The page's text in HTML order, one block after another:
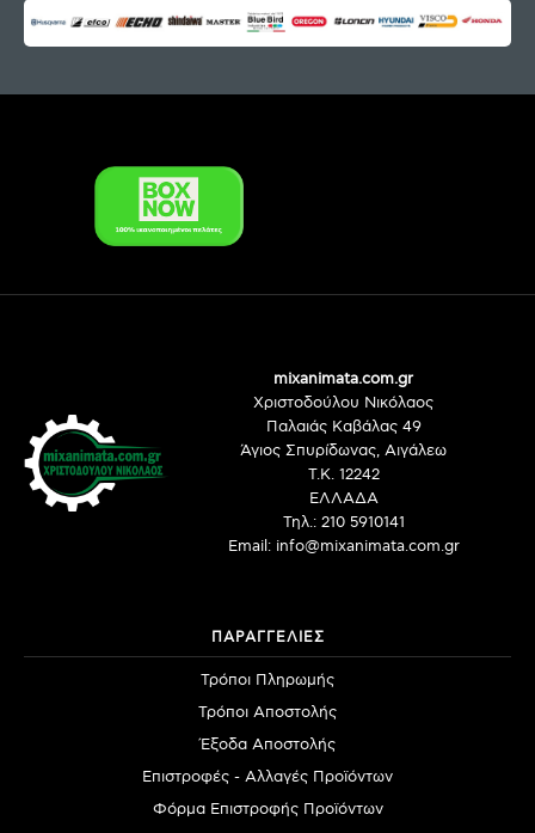
mixanimata.com.gr
Χριστοδούλου Νικόλαος
Παλαιάς Καβάλας 49
Άγιος Σπυρίδωνας, Αιγάλεω
Τ.Κ. 12242
ΕΛΛΑΔΑ
Τηλ.: 210 5910141
Email: info@mixanimata.com.gr
ΠΑΡΑΓΓΕΛΙΕΣ
Τρόποι Πληρωμής
Τρόποι Αποστολής
Έξοδα Αποστολής
Επιστροφές - Αλλαγές Προϊόντων
Φόρμα Επιστροφής Προϊόντων